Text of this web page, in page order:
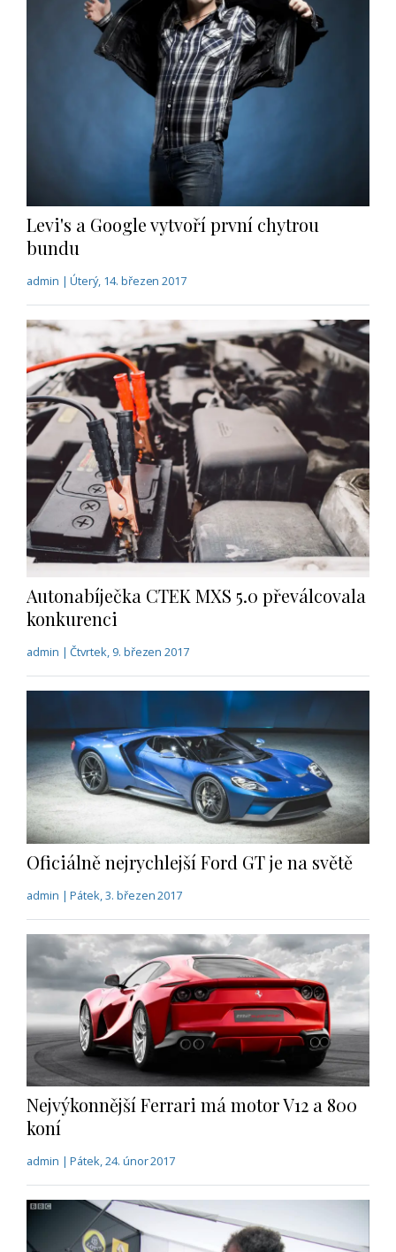
Levi's a Google vytvoří první chytrou
bundu
admin | Úterý, 14. březen 2017
Autonabíječka CTEK MXS 5.0 převálcovala
konkurenci
admin | Čtvrtek, 9. březen 2017
Oficiálně nejrychlejší Ford GT je na světě
admin | Pátek, 3. březen 2017
Nejvýkonnější Ferrari má motor V12 a 800
koní
admin | Pátek, 24. únor 2017